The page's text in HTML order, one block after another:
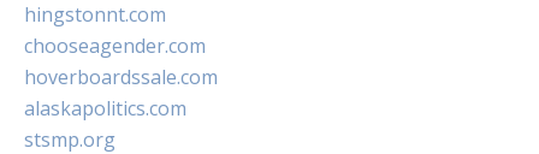
hingstonnt.com
chooseagender.com
hoverboardssale.com
alaskapolitics.com
stsmp.org